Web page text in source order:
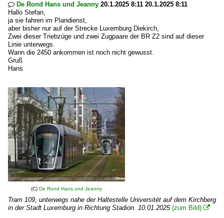
 De Rond Hans und Jeanny 20.1.2025 8:11 20.1.2025 8:11
Hallo Stefan,
ja sie fahren im Plandienst,
aber bisher nur auf der Strecke Luxemburg Diekirch,
Zwei dieser Triebzüge und zwei Zugpaare der BR Z2 sind auf dieser
Linie unterwegs.
Wann die 2450 ankommen ist noch nicht gewusst.
Gruß
Hans
(C) De Rond Hans und Jeanny
Tram 109, unterwegs nahe der Haltestelle Universitét auf dem Kirchberg
in der Stadt Luxemburg in Richtung Stadion. 10.01.2025 (zum Bild) 